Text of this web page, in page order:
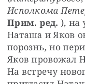
Исполкома
Прим. ред. ), на
Наташа и Яков
порознь, но
Яков провожал
На встречу